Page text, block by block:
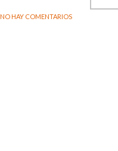
NO HAY COMENTARIOS